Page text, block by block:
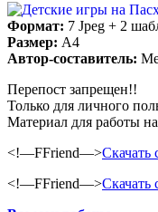
Формат: 7 Jpeg + 2
Размер: А4
Автор-составитель:
Перепост запрещен!!
Только для личного
Материал для работы
<!—FFriend—>Скачать
<!—FFriend—>Скачать